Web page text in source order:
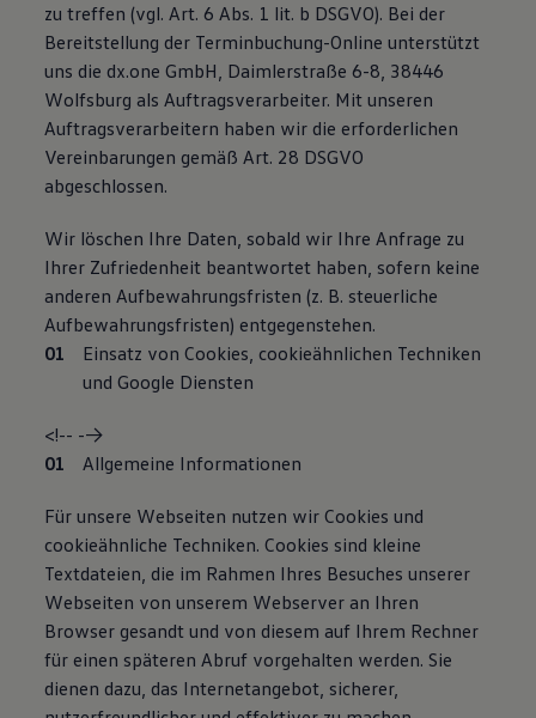
zu treffen (vgl. Art. 6 Abs. 1 lit. b DSGVO). Bei der
Bereitstellung der Terminbuchung-Online unterstützt
uns die dx.one GmbH, Daimlerstraße 6-8, 38446
Wolfsburg als Auftragsverarbeiter. Mit unseren
Auftragsverarbeitern haben wir die erforderlichen
Vereinbarungen gemäß Art. 28 DSGVO
abgeschlossen.
Wir löschen Ihre Daten, sobald wir Ihre Anfrage zu
Ihrer Zufriedenheit beantwortet haben, sofern keine
anderen Aufbewahrungsfristen (z. B. steuerliche
Aufbewahrungsfristen) entgegenstehen.
Einsatz von Cookies, cookieähnlichen Techniken
und Google Diensten
<!-- -->
Allgemeine Informationen
Für unsere Webseiten nutzen wir Cookies und
cookieähnliche Techniken. Cookies sind kleine
Textdateien, die im Rahmen Ihres Besuches unserer
Webseiten von unserem Webserver an Ihren
Browser gesandt und von diesem auf Ihrem Rechner
für einen späteren Abruf vorgehalten werden. Sie
dienen dazu, das Internetangebot, sicherer,